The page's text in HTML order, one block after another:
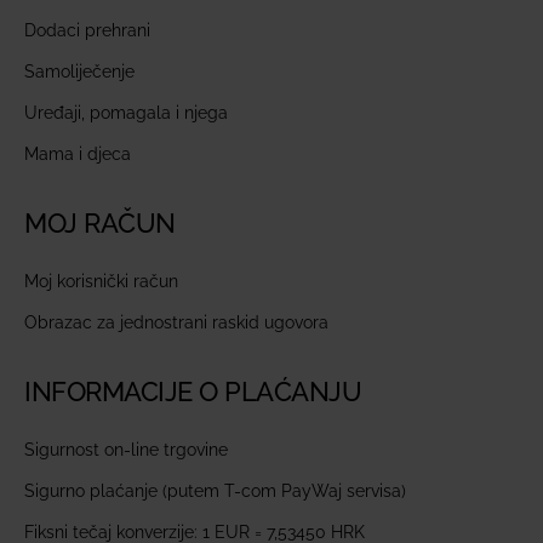
Dodaci prehrani
Samoliječenje
Uređaji, pomagala i njega
Mama i djeca
MOJ RAČUN
Moj korisnički račun
Obrazac za jednostrani raskid ugovora
INFORMACIJE O PLAĆANJU
Sigurnost on-line trgovine
Sigurno plaćanje (putem T-com PayWaj servisa)
Fiksni tečaj konverzije: 1 EUR = 7,53450 HRK